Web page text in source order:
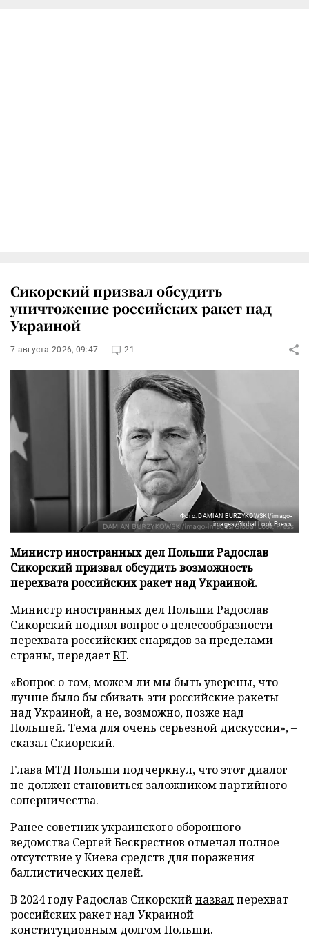
Сикорский призвал обсудить
уничтожение российских ракет над
Украиной
7 августа 2026, 09:47 21
Фото: DAMIAN BURZYKOWSKI/imago-
images/Global Look Press
Министр иностранных дел Польши Радослав
Сикорский призвал обсудить возможность
перехвата российских ракет над Украиной.
Министр иностранных дел Польши Радослав
Сикорский поднял вопрос о целесообразности
перехвата российских снарядов за пределами
страны, передаетRT.
«Вопрос о том, можем ли мы быть уверены, что
лучше было бы сбивать эти российские ракеты
над Украиной, а не, возможно, позже над
Польшей. Тема для очень серьезной дискуссии», –
сказал Скиорский.
Глава МТД Польши подчеркнул, что этот диалог
не должен становиться заложником партийного
соперничества.
Ранее советник украинского оборонного
ведомства Сергей Бескрестнов отмечал полное
отсутствие у Киева средств для поражения
баллистических целей.
В 2024 году Радослав Сикорскийназвалперехват
российских ракет над Украиной
конституционным долгом Польши.